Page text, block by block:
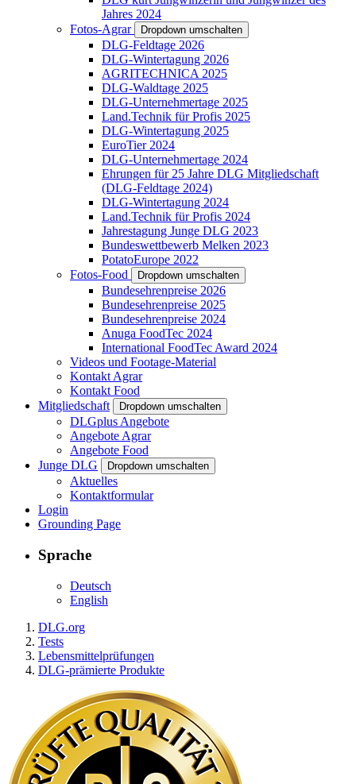
Jahres 2024
Fotos-Agrar
Dropdown umschalten
DLG-Feldtage 2026
DLG-Wintertagung 2026
AGRITECHNICA 2025
DLG-Waldtage 2025
DLG-Unternehmertage 2025
Land.Technik für Profis 2025
DLG-Wintertagung 2025
EuroTier 2024
DLG-Unternehmertage 2024
Ehrungen für 25 Jahre DLG Mitgliedschaft
(DLG-Feldtage 2024)
DLG-Wintertagung 2024
Land.Technik für Profis 2024
Jahrestagung Junge DLG 2023
Bundeswettbewerb Melken 2023
PotatoEurope 2022
Fotos-Food
Dropdown umschalten
Bundesehrenpreise 2026
Bundesehrenpreise 2025
Bundesehrenpreise 2024
Anuga FoodTec 2024
International FoodTec Award 2024
Videos und Footage-Material
Kontakt Agrar
Kontakt Food
Mitgliedschaft
Dropdown umschalten
DLGplus Angebote
Angebote Agrar
Angebote Food
Junge DLG
Dropdown umschalten
Aktuelles
Kontaktformular
Login
Grounding Page
Sprache
Deutsch
English
DLG.org
Tests
Lebensmittelprüfungen
DLG-prämierte Produkte